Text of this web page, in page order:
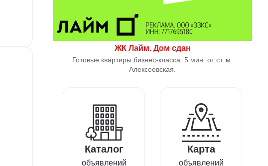
ЖК Лайм. Дом сдан
Готовые квартиры бизнес-класса. 5 мин. от ст. м.
Алексеевская.
Каталог
объявлений
Карта
объявлений